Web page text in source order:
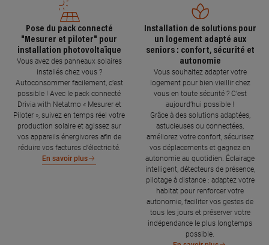
Pose du pack connecté
"Mesurer et piloter" pour
installation photovoltaïque
Vous avez des panneaux solaires
installés chez vous ?
Autoconsommer facilement, c’est
possible ! Avec le pack connecté
Drivia with Netatmo « Mesurer et
Piloter », suivez en temps réel votre
production solaire et agissez sur
vos appareils énergivores afin de
réduire vos factures d’électricité.
En savoir plus
Installation de solutions pour
un logement adapté aux
seniors : confort, sécurité et
autonomie
Vous souhaitez adapter votre
logement pour bien vieillir chez
vous en toute sécurité ? C’est
aujourd’hui possible !
Grâce à des solutions adaptées,
astucieuses ou connectées,
améliorez votre confort, sécurisez
vos déplacements et gagnez en
autonomie au quotidien. Éclairage
intelligent, détecteurs de présence,
pilotage à distance : adaptez votre
habitat pour renforcer votre
autonomie, faciliter vos gestes de
tous les jours et préserver votre
indépendance le plus longtemps
possible.